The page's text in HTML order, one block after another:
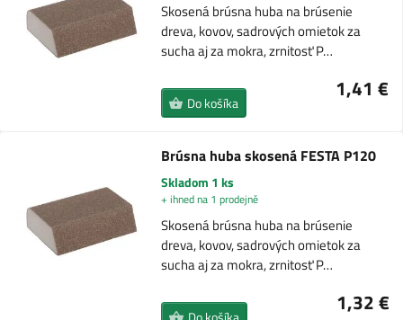
Skosená brúsna huba na brúsenie
dreva, kovov, sadrových omietok za
sucha aj za mokra, zrnitosť P…
1,41 €
Do košíka
Brúsna huba skosená FESTA P120
Skladom 1 ks
+ ihned na 1 prodejně
Skosená brúsna huba na brúsenie
dreva, kovov, sadrových omietok za
sucha aj za mokra, zrnitosť P…
1,32 €